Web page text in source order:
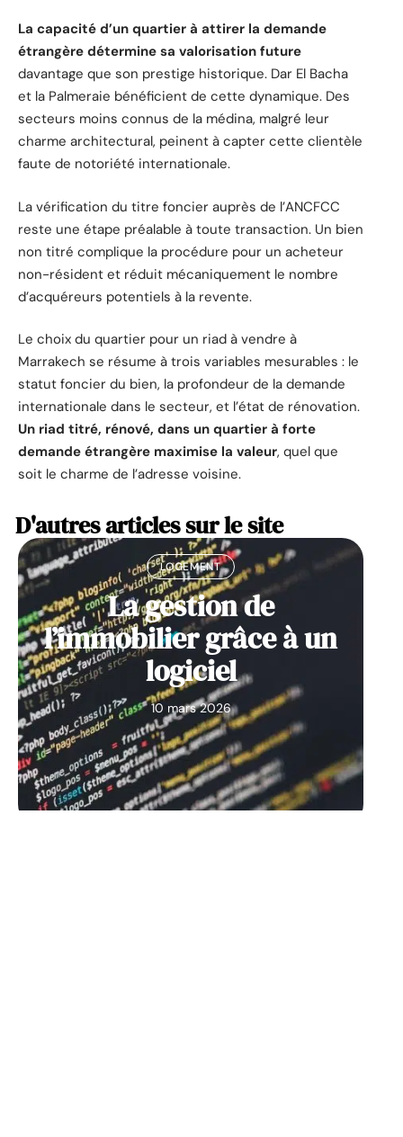
La capacité d’un quartier à attirer la demande
étrangère détermine sa valorisation future
davantage que son prestige historique. Dar El Bacha
et la Palmeraie bénéficient de cette dynamique. Des
secteurs moins connus de la médina, malgré leur
charme architectural, peinent à capter cette clientèle
faute de notoriété internationale.
La vérification du titre foncier auprès de l’ANCFCC
reste une étape préalable à toute transaction. Un bien
non titré complique la procédure pour un acheteur
non-résident et réduit mécaniquement le nombre
d’acquéreurs potentiels à la revente.
Le choix du quartier pour un riad à vendre à
Marrakech se résume à trois variables mesurables : le
statut foncier du bien, la profondeur de la demande
internationale dans le secteur, et l’état de rénovation.
Un riad titré, rénové, dans un quartier à forte
demande étrangère maximise la valeur, quel que
soit le charme de l’adresse voisine.
D'autres articles sur le site
LOGEMENT
La gestion de
l’immobilier grâce à un
logiciel
10 mars 2026